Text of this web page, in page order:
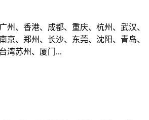
州、香港、成都、重庆、杭州、武汉、
京、郑州、长沙、东莞、沈阳、青岛、
湾苏州、厦门...